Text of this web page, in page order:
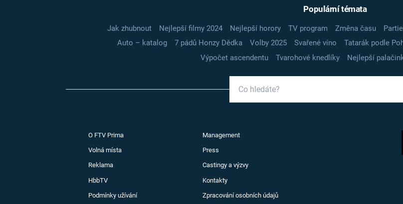
Populární témata
Jak zhubnout Nejlepší filmy 2024 Nejlepší horory TV program Změna času Partie
Auto – katalog
7 pádů Honzy Dědka Volby 2025 Svařené víno Tatarák podle
Výpočet ascendentu
Tvarohové knedlíky Nejlepší
O FTV Prima Management
Volná místa Press
Reklama Castingy a výzvy
HbbTV Kontakty
Podmínky užívání Zpracování osobních údajů